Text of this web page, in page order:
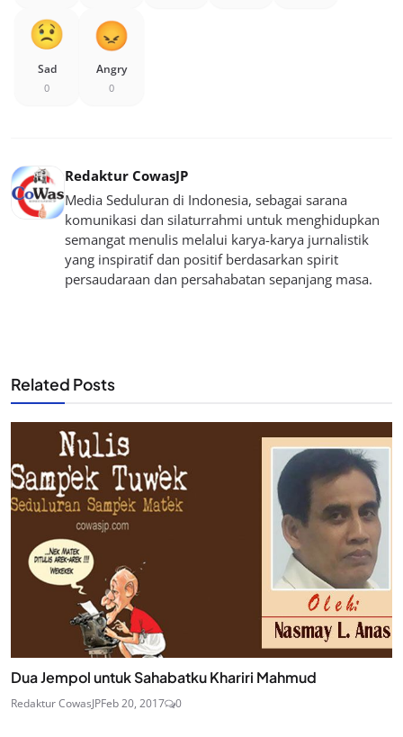
Sad
0
Angry
0
Redaktur CowasJP
Media Seduluran di Indonesia, sebagai sarana
komunikasi dan silaturrahmi untuk menghidupkan
semangat menulis melalui karya-karya jurnalistik
yang inspiratif dan positif berdasarkan spirit
persaudaraan dan persahabatan sepanjang masa.
Related Posts
Dua Jempol untuk Sahabatku Khariri Mahmud
Redaktur CowasJPFeb 20, 2017 0